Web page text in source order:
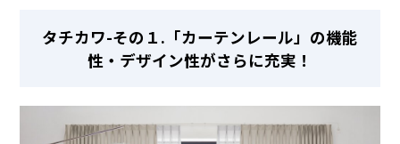
タチカワ-その１.「カーテンレール」の機能
性・デザイン性がさらに充実！